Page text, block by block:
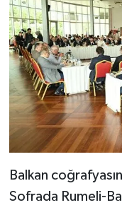
Balkan
Sofrada Rumeli-